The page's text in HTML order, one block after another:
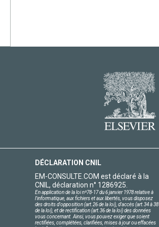
DÉCLARATION CNIL
EM-CONSULTE.COM est déclaré à la
CNIL, déclaration n° 1286925.
En application de la loi nº78-17 du 6 janvier 1978 relative à
l'informatique, aux fichiers et aux libertés, vous disposez
des droits d'opposition (art.26 de la loi), d'accès (art.34 à 38
de la loi), et de rectification (art.36 de la loi) des données
vous concernant. Ainsi, vous pouvez exiger que soient
rectifiées, complétées, clarifiées, mises à jour ou effacées